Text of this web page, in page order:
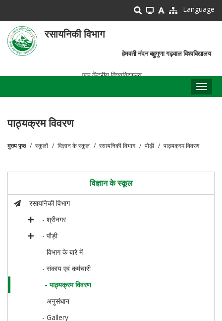
main
content
Language
रसायनिकी विभाग
हेमवती नंदन बहुगुणा गढ़वाल विश्वविद्यालय
एक केंद्रीय विश्वविद्यालय
पाठ्यक्रम विवरण
मुख्य पृष्ठ स्कूलों विज्ञान के स्कूल रसायनिकी विभाग पौड़ी पाठ्यक्रम विवरण
विज्ञान के स्कूल
रसायनिकी विभाग
- श्रीनगर
- पौड़ी
- विभाग के बारे में
- संकाय एवं कर्मचारी
- पाठ्यक्रम विवरण
- अनुसंधान
- Gallery